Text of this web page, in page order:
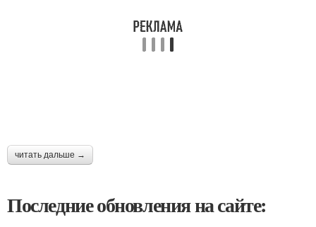
читать дальше →
Последние обновления на сайте: